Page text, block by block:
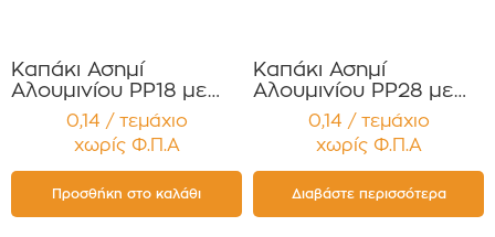
Καπάκι Ασημί
Αλουμινίου PP18 με
επένδυση , Στεγανό
Συσκευασία 12
τεμαχίων
0,14 / τεμάχιο
χωρίς Φ.Π.Α
Προσθήκη στο καλάθι
Καπάκι Ασημί
Αλουμινίου PP28 με
επένδυση, Στεγανό
Συσκευασία 12
τεμαχίων
0,14 / τεμάχιο
χωρίς Φ.Π.Α
Διαβάστε περισσότερα